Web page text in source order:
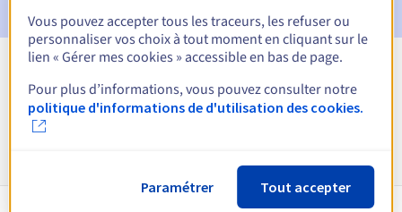
Voir toutes les extensions
Vous pouvez accepter tous les traceurs, les refuser ou
personnaliser vos choix à tout moment en cliquant sur le
lien « Gérer mes cookies » accessible en bas de page.
Pour plus d’informations, vous pouvez consulter notre
politique d'informations de d'utilisation des cookies.
Paramétrer Tout accepter